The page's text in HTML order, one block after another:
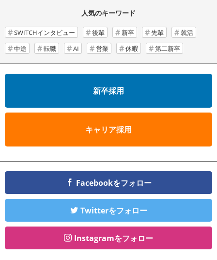
人気のキーワード
SWITCHインタビュー 後輩 新卒 先輩
就活
中途
転職 AI 営業 休暇 第二新卒
新卒採用
キャリア採用
Facebookをフォロー
Twitterをフォロー
Instagramをフォロー